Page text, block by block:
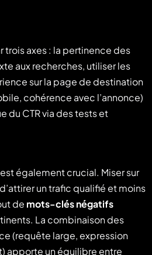
trois axes : la pertinence des
aux recherches, utiliser les
sur la page de destination
cohérence avec l’annonce)
du CTR via des tests et
également crucial. Miser sur
un trafic qualifié et moins
de mots-clés négatifs
La combinaison des
(requête large, expression
apporte un équilibre entre